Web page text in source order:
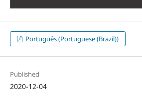
Português (Portuguese (Brazil))
Published
2020-12-04